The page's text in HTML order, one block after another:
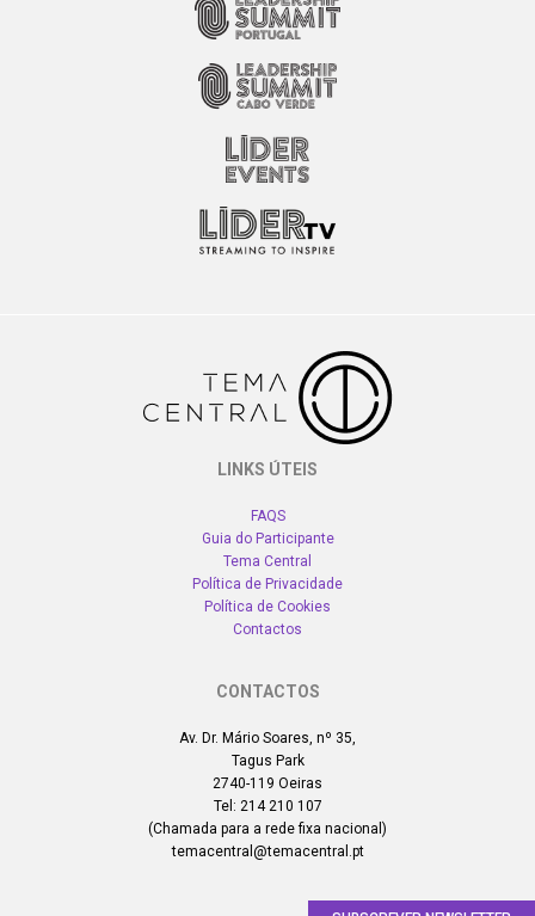
LINKS ÚTEIS
FAQS
Guia do Participante
Tema Central
Política de Privacidade
Política de Cookies
Contactos
CONTACTOS
Av. Dr. Mário Soares, nº 35,
Tagus Park
2740-119 Oeiras
Tel: 214 210 107
(Chamada para a rede fixa nacional)
temacentral@temacentral.pt